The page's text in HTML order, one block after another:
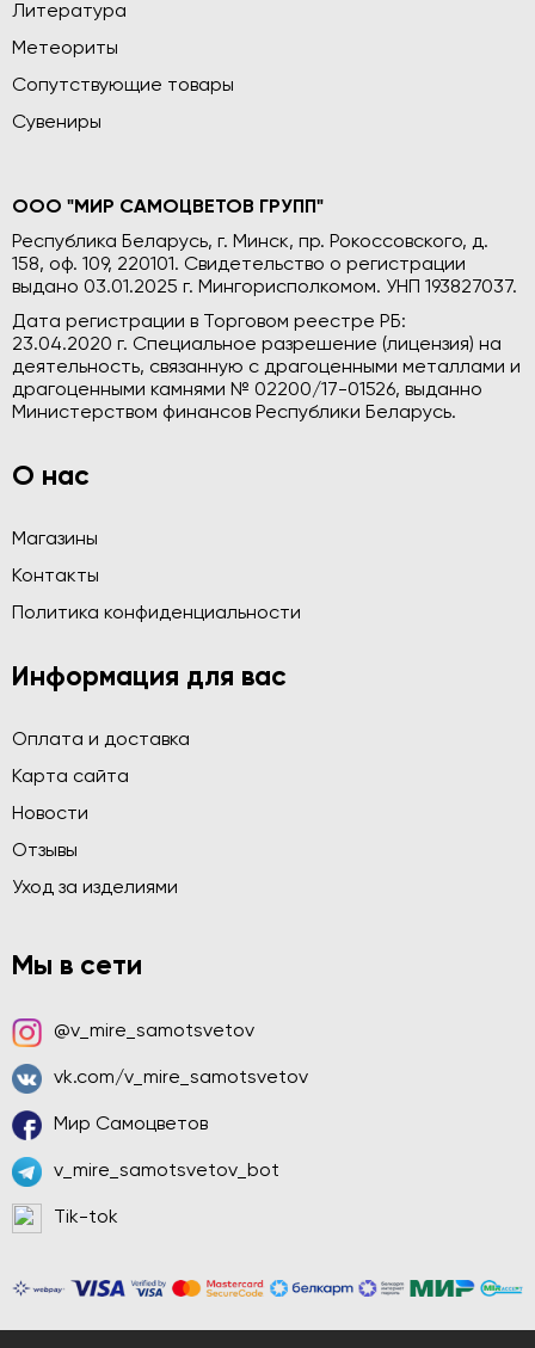
Литература
Метеориты
Сопутствующие товары
Сувениры
ООО "МИР САМОЦВЕТОВ ГРУПП"
Республика Беларусь, г. Минск, пр. Рокоссовского, д.
158, оф. 109, 220101. Свидетельство о регистрации
выдано 03.01.2025 г. Мингорисполкомом. УНП 193827037.
Дата регистрации в Торговом реестре РБ:
23.04.2020 г. Специальное разрешение (лицензия) на
деятельность, связанную с драгоценными металлами и
драгоценными камнями № 02200/17-01526, выданно
Министерством финансов Республики Беларусь.
О нас
Магазины
Контакты
Политика конфиденциальности
Информация для вас
Оплата и доставка
Карта сайта
Новости
Отзывы
Уход за изделиями
Мы в сети
@v_mire_samotsvetov
vk.com/v_mire_samotsvetov
Мир Самоцветов
v_mire_samotsvetov_bot
Tik-tok